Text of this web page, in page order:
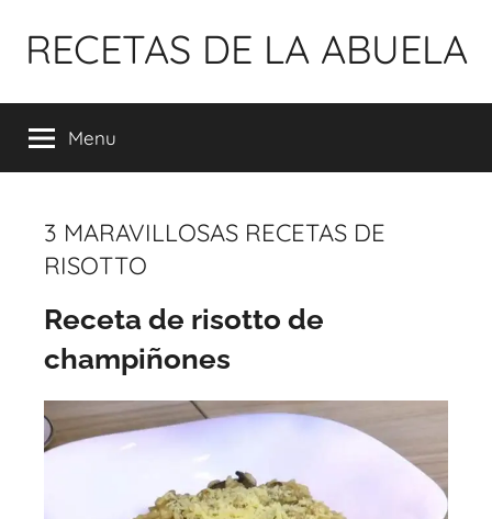
para
conteúdo
RECETAS DE LA ABUELA
Menu
3 MARAVILLOSAS RECETAS DE
RISOTTO
Receta de risotto de
champiñones